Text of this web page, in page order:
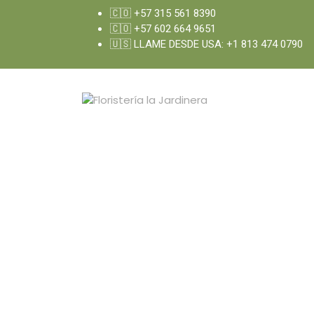
🇨🇴 +57 315 561 8390
🇨🇴 +57 602 664 9651
🇺🇸 LLAME DESDE USA: +1 813 474 0790